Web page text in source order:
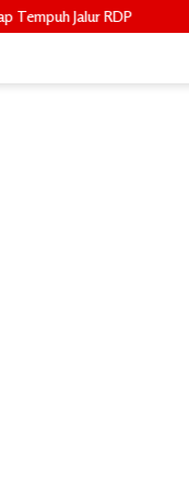
Janji Ditepati, BPKAD